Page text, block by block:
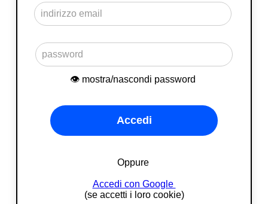
👁 mostra/nascondi password
Accedi
Oppure
Accedi con Google
(se accetti i loro cookie)